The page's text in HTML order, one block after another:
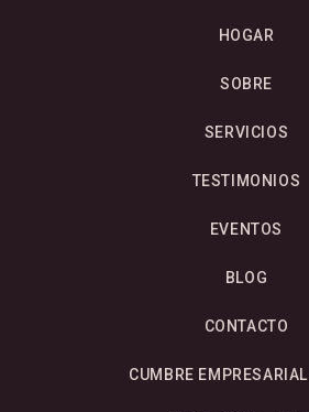
HOGAR
SOBRE
SERVICIOS
TESTIMONIOS
EVENTOS
BLOG
CONTACTO
CUMBRE